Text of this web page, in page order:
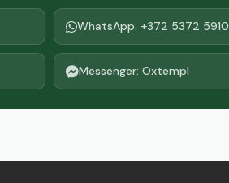
WhatsApp: +372 5372 5910
Messenger: Oxtempl